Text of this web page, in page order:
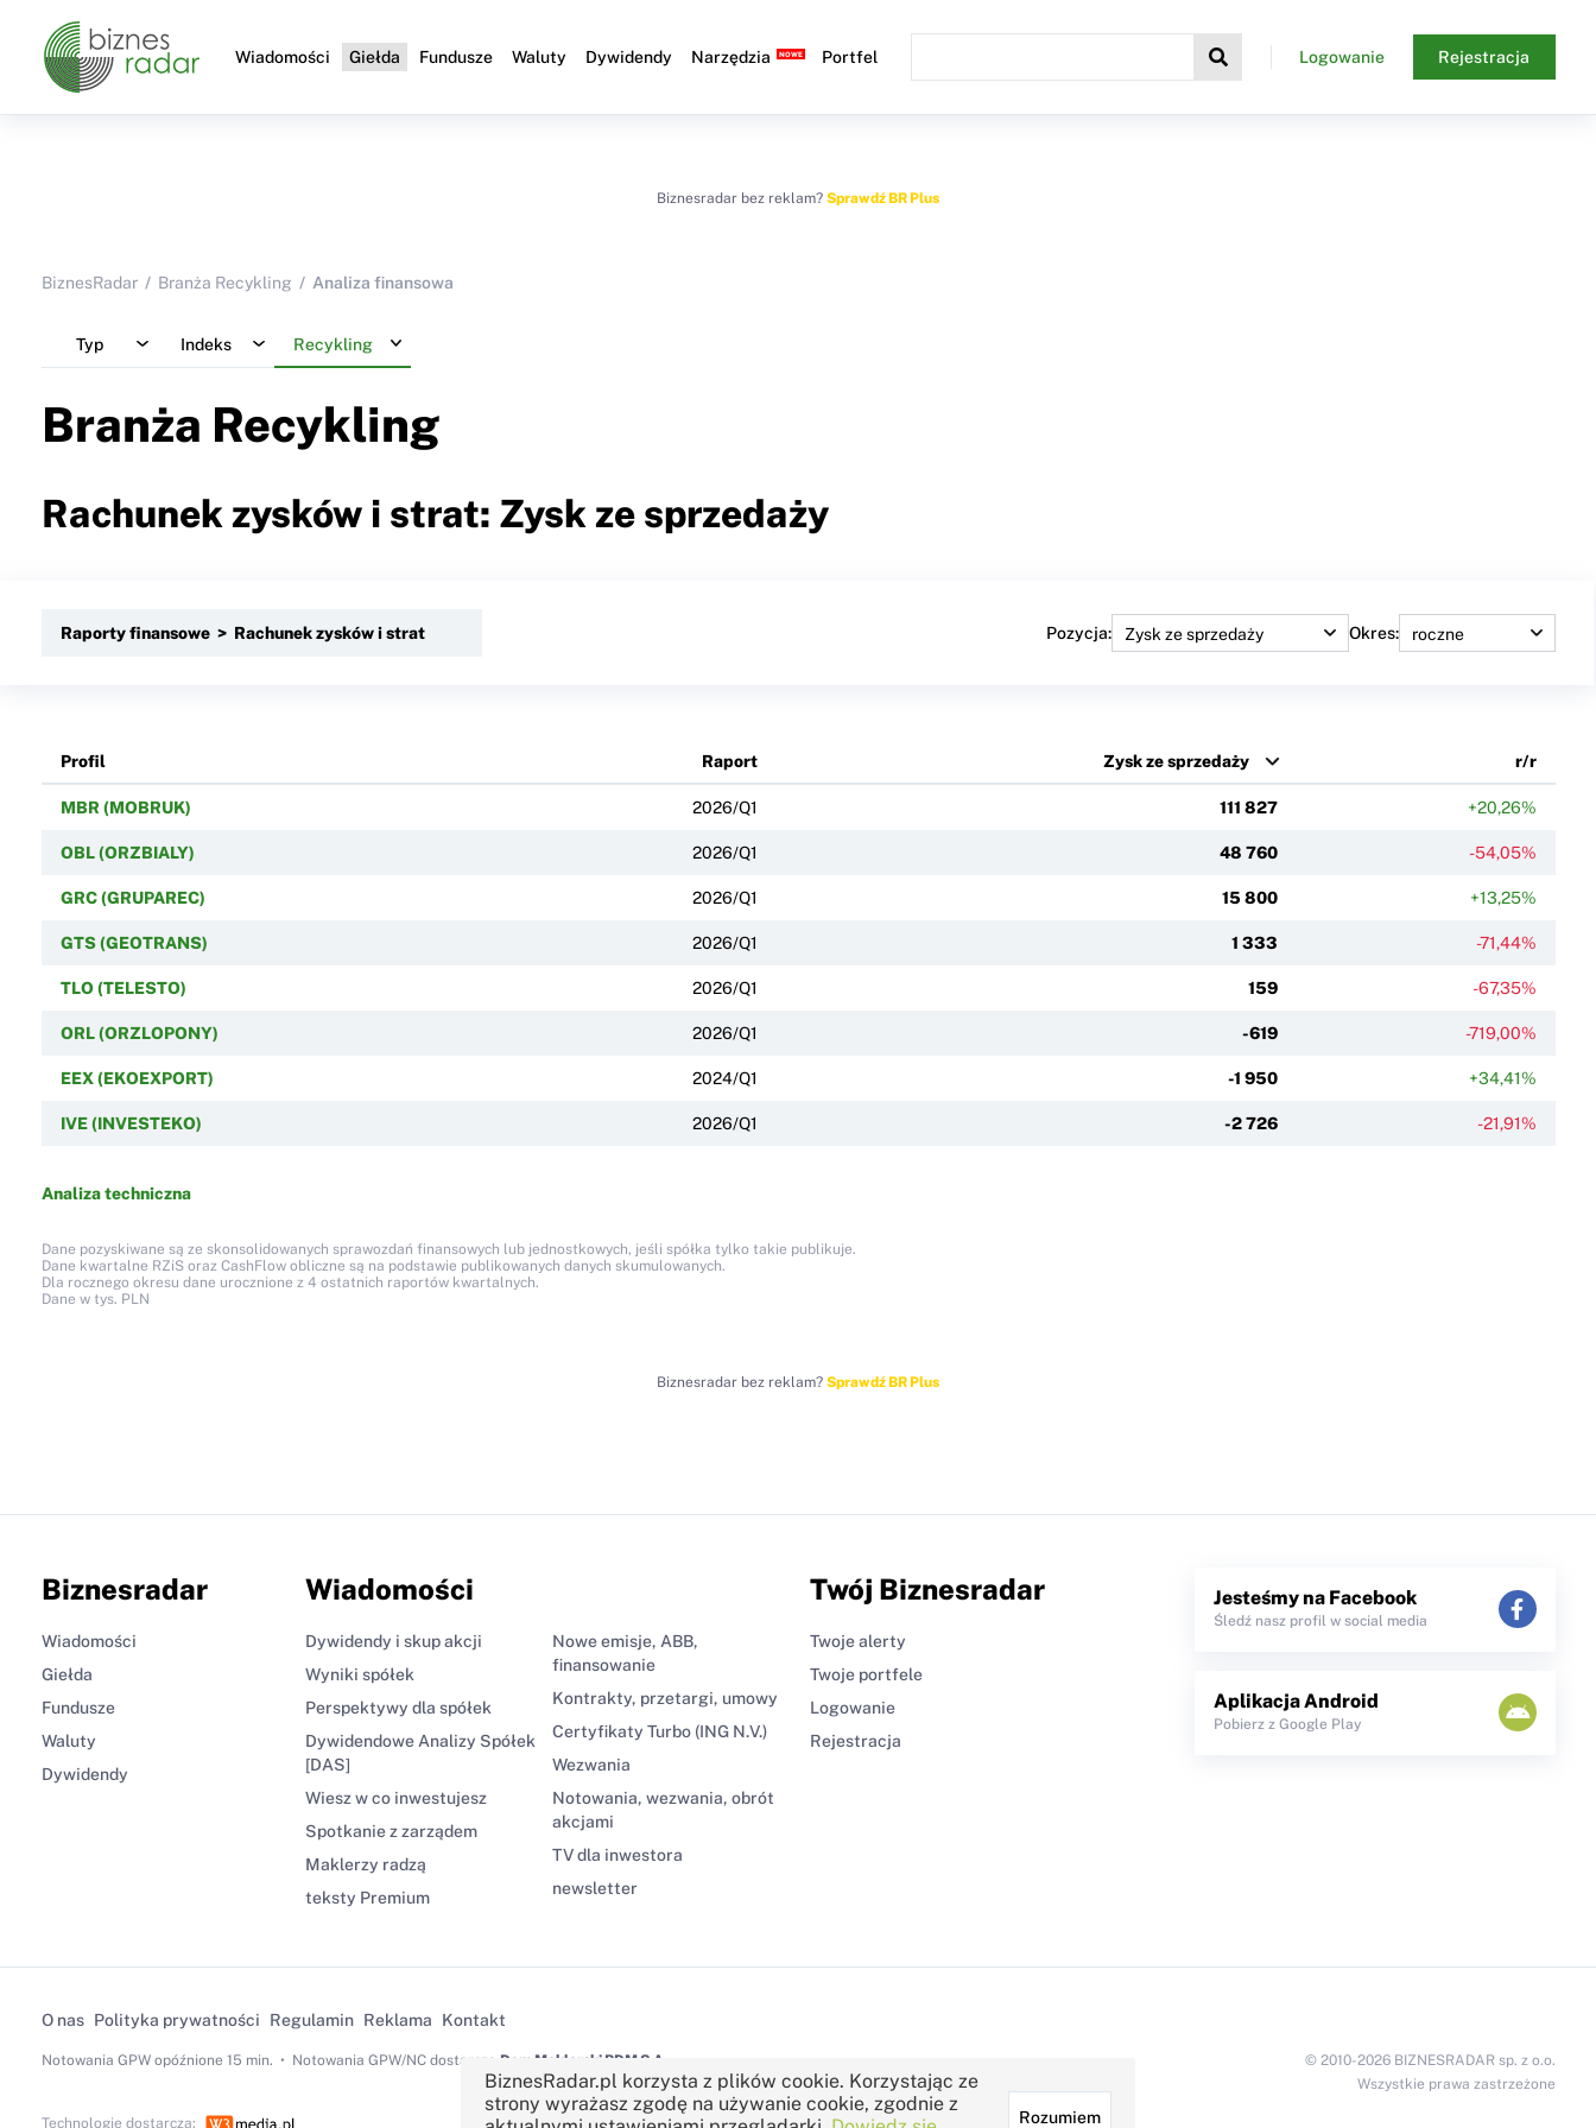
Wiadomości Giełda Fundusze Waluty Dywidendy Narzędzia Portfel Logowanie Rejestracja
Biznesradar bez reklam? Sprawdź BR Plus
BiznesRadar Branża Recykling Analiza finansowa
Typ Indeks Recykling
Branża Recykling
Rachunek zysków i strat: Zysk ze sprzedaży
Raporty finansowe > Rachunek zysków i strat Pozycja: Okres:
Profil Raport Zysk ze sprzedaży r/r
MBR (MOBRUK) 2026/Q1 111 827 +20,26%
OBL (ORZBIALY) 2026/Q1 48 760 -54,05%
GRC (GRUPAREC) 2026/Q1 15 800 +13,25%
GTS (GEOTRANS) 2026/Q1 1 333 -71,44%
TLO (TELESTO) 2026/Q1 159 -67,35%
ORL (ORZLOPONY) 2026/Q1 -619 -719,00%
EEX (EKOEXPORT) 2024/Q1 -1 950 +34,41%
IVE (INVESTEKO) 2026/Q1 -2 726 -21,91%
Analiza techniczna
Dane pozyskiwane są ze skonsolidowanych sprawozdań finansowych lub jednostkowych, jeśli spółka tylko takie publikuje.
Dane kwartalne RZiS oraz CashFlow obliczne są na podstawie publikowanych danych skumulowanych.
Dla rocznego okresu dane urocznione z 4 ostatnich raportów kwartalnych.
Dane w tys. PLN
Biznesradar bez reklam? Sprawdź BR Plus
Biznesradar
Wiadomości
Giełda
Fundusze
Waluty
Dywidendy
Wiadomości
Dywidendy i skup akcji
Wyniki spółek
Perspektywy dla spółek
Dywidendowe Analizy Spółek
[DAS]
Wiesz w co inwestujesz
Spotkanie z zarządem
Maklerzy radzą
teksty Premium
Nowe emisje, ABB,
finansowanie
Kontrakty, przetargi, umowy
Certyfikaty Turbo (ING N.V.)
Wezwania
Notowania, wezwania, obrót
akcjami
TV dla inwestora
newsletter
Twój Biznesradar
Twoje alerty
Twoje portfele
Logowanie
Rejestracja
Jesteśmy na Facebook
Śledź nasz profil w social media
Aplikacja Android
Pobierz z Google Play
O nas Polityka prywatności Regulamin Reklama Kontakt
Notowania GPWopóźnione 15 min. Notowania GPW/NC dostarcza Dom Maklerski BDM S.A.
© 2010-2026 BIZNESRADAR sp. z o.o.
Wszystkie prawa zastrzeżone
Technologię dostarcza:
BiznesRadar.pl korzysta z plików cookie. Korzystając ze
strony wyrażasz zgodę na używanie cookie, zgodnie z
Rozumiem